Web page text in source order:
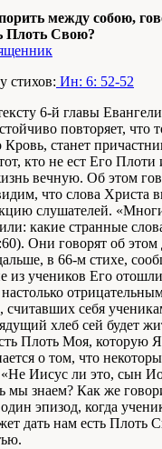
между собою,
Плоть Свою?
стихов: Ин: 6: 52-52
6-й главы
повторяет, что
станет
кто не ест Его Плоти
вечную. Об этом
что слова Христа
слушателей.
какие странные
Они говорят об
в 66-м стихе,
из учеников Его
считавших себя
хлеб сей будет
Плоть Моя, которую
о том, что
Иисус ли это, сын
мы знаем? Как же
эпизод, когда
дать нам есть Плоть